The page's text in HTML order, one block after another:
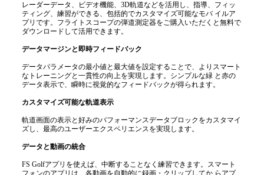
レーダーデータ、ビデオ機能、3D軌道などを活用し、指導、フィッ
ティング、練習ができる、包括的でカスタマイズ可能なモバ イルア
プリです。フライトスコープの弾道測定器をご購入いただくと無料で
ダウンロードして活用できます。
データマージンと即時フィードバック
データパラメータの最小値と最大値を設定することで、よりスマート
なトレーニングと一貫性の向上を実現します。シンプルな緑 と赤の
データ表示で、瞬時に視覚的なフィードバックが得られます。
カスタマイズ可能な軌道表示
軌道画面の表示と好みのパフォーマンスデータブロックをカスタマイ
ズし、最高のユーザーエクスペリエンスを実現します。
データと動画の統合
FS Golfアプリを使えば、中断することなく練習できます。スマート